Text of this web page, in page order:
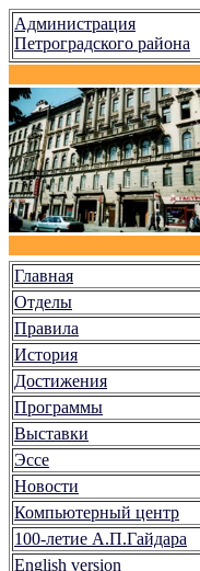
Администрация
Петроградского района
Главная
Отделы
Правила
История
Достижения
Программы
Выставки
Эссе
Новости
Компьютерный центр
100-летие А.П.Гайдара
English version